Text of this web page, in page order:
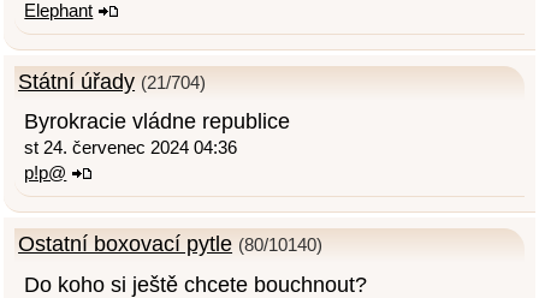
Elephant
Státní úřady (21/704)
Byrokracie vládne republice
st 24. červenec 2024 04:36
p!p@
Ostatní boxovací pytle (80/10140)
Do koho si ještě chcete bouchnout?